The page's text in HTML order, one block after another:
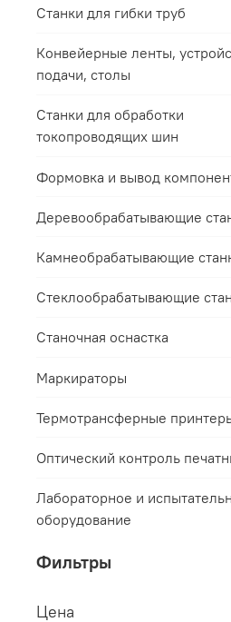
Станки для гибки труб
Конвейерные ленты,
подачи, столы
Станки для обработки
токопроводящих шин
Формовка и вывод
Деревообрабатывающие
Камнеобрабатывающие
Стеклообрабатывающие
Станочная оснастка
Маркираторы
Термотрансферные
Оптический контроль
Лабораторное и
оборудование
Фильтры
Цена